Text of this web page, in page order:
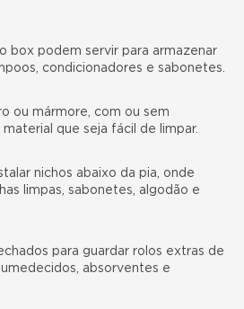
box podem servir para armazenar
condicionadores e sabonetes.
ou mármore, com ou sem
que seja fácil de limpar.
nichos abaixo da pia, onde
limpas, sabonetes, algodão e
para guardar rolos extras de
absorventes e